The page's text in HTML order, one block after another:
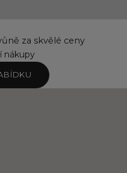
za skvělé ceny
nákupy